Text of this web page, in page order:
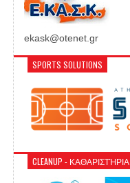
ekask@otenet.gr
SPORTS SOLUTIONS
CLEANUP - ΚΑΘΑΡΙΣΤΉΡΙΑ